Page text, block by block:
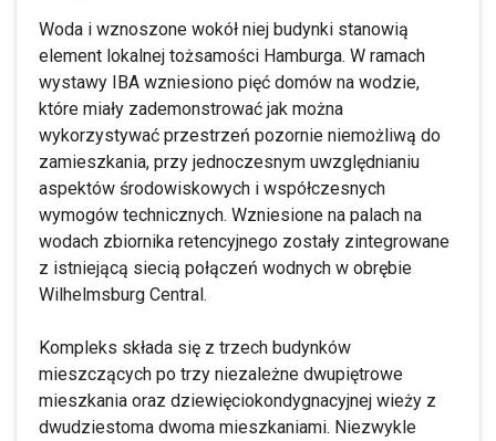
Woda i wznoszone wokół niej budynki stanowią
element lokalnej tożsamości Hamburga. W ramach
wystawy IBA wzniesiono pięć domów na wodzie,
które miały zademonstrować jak można
wykorzystywać przestrzeń pozornie niemożliwą do
zamieszkania, przy jednoczesnym uwzględnianiu
aspektów środowiskowych i współczesnych
wymogów technicznych. Wzniesione na palach na
wodach zbiornika retencyjnego zostały zintegrowane
z istniejącą siecią połączeń wodnych w obrębie
Wilhelmsburg Central.
Kompleks składa się z trzech budynków
mieszczących po trzy niezależne dwupiętrowe
mieszkania oraz dziewięciokondygnacyjnej wieży z
dwudziestoma dwoma mieszkaniami. Niezwykle